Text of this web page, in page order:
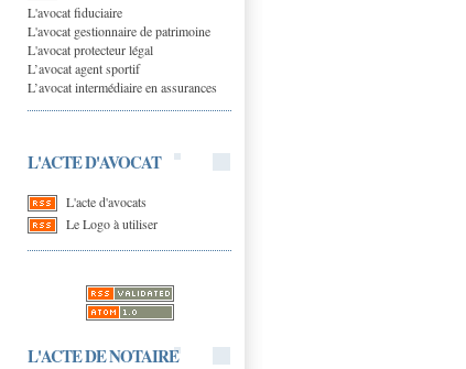
L'avocat fiduciaire
L'avocat gestionnaire de patrimoine
L'avocat protecteur légal
L’avocat agent sportif
L’avocat intermédiaire en assurances
L'ACTE D'AVOCAT
L'acte d'avocats
Le Logo à utiliser
L'ACTE DE NOTAIRE